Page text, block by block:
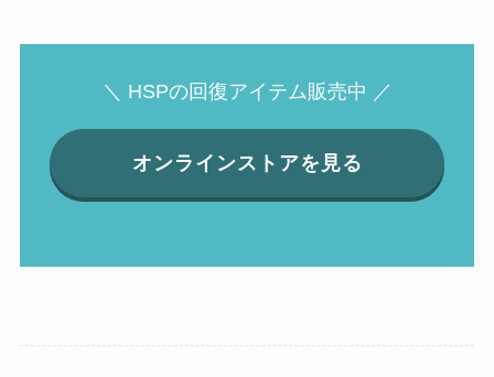
＼ HSPの回復アイテム販売中 ／
オンラインストアを見る